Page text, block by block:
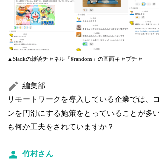
▲Slackの雑談チャネル「♯random」の画面キャプチャ
編集部
リモートワークを導入している企業では、
ンを円滑にする施策をとっていることが多
も何か工夫をされていますか？
竹村さん